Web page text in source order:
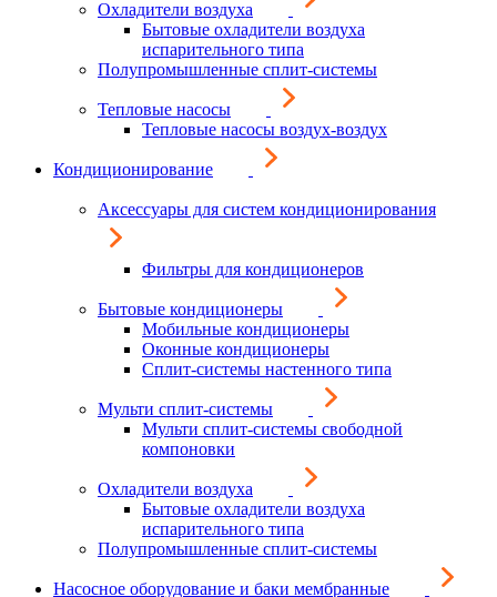
Охладители воздуха
Бытовые охладители воздуха
испарительного типа
Полупромышленные сплит-системы
Тепловые насосы
Тепловые насосы воздух-воздух
Кондиционирование
Аксессуары для систем кондиционирования
Фильтры для кондиционеров
Бытовые кондиционеры
Мобильные кондиционеры
Оконные кондиционеры
Сплит-системы настенного типа
Мульти сплит-системы
Мульти сплит-системы свободной
компоновки
Охладители воздуха
Бытовые охладители воздуха
испарительного типа
Полупромышленные сплит-системы
Насосное оборудование и баки мембранные